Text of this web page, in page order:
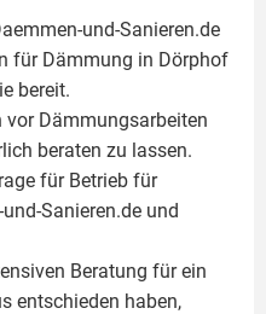
und-Sanieren.de
für Dämmung in Dörphof
bereit.
vor Dämmungsarbeiten
beraten zu lassen.
für Betrieb für
Sanieren.de und
Beratung für ein
entschieden haben,